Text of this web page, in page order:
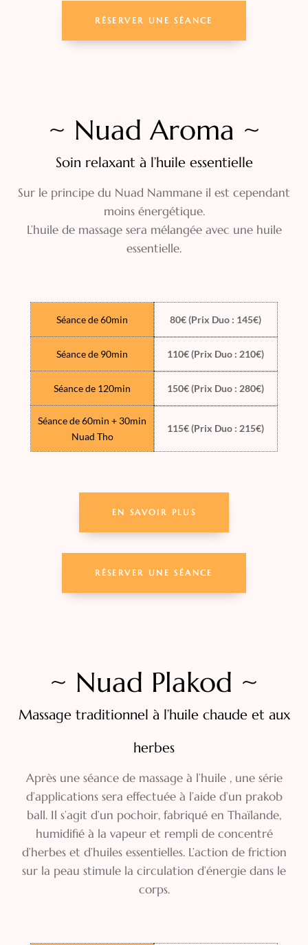
RÉSERVER UNE SÉANCE
~ Nuad Aroma ~
Soin relaxant à l’huile essentielle
Sur le principe du Nuad Nammane il est cependant
moins énergétique.
L’huile de massage sera mélangée avec une huile
essentielle.
Séance de 60min
Séance de 90min
Séance de 120min
Séance de 60min + 30min
Nuad Tho
80€ (Prix Duo : 145€)
110€ (Prix Duo : 210€)
150€ (Prix Duo : 280€)
115€ (Prix Duo : 215€)
EN SAVOIR PLUS
RÉSERVER UNE SÉANCE
~ Nuad Plakod ~
Massage traditionnel à l’huile chaude et aux
herbes
Après une séance de massage à l’huile , une série
d’applications sera effectuée à l’aide d’un prakob
ball. Il s’agit d’un pochoir, fabriqué en Thaïlande,
humidifié à la vapeur et rempli de concentré
d’herbes et d’huiles essentielles. L’action de friction
sur la peau stimule la circulation d’énergie dans le
corps.